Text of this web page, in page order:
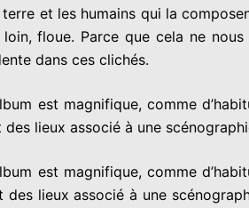
et les humains qui la
floue. Parce que cela ne
dans ces clichés.
est magnifique, comme
lieux associé à une
est magnifique, comme
des lieux associé à une